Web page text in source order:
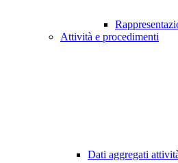
Attività e procedimenti
Dati aggregati